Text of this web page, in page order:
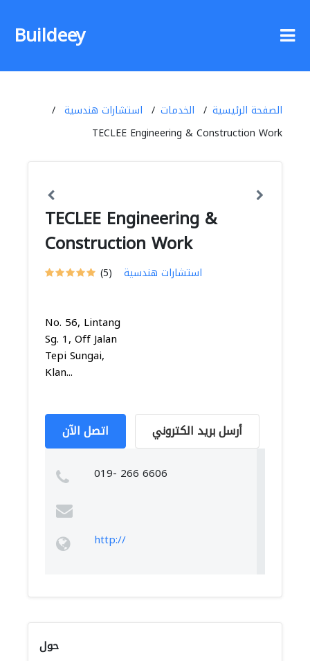
Buildeey
الصفحة الرئيسية الخدمات
استشارات هندسية
TECLEE Engineering & Construction Work
TECLEE Engineering &
Construction Work
(5) استشارات هندسية
No. 56, Lintang
Sg. 1, Off Jalan
Tepi Sungai,
Klan...
اتصل الآن أرسل بريد الكتروني
019- 266 6606
http://
حول